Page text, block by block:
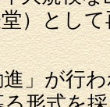
）とし
」が行